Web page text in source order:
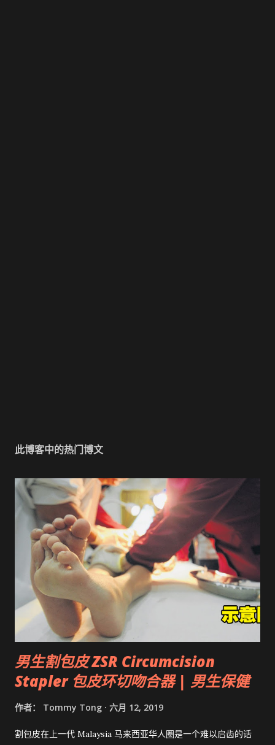
此博客中的热门博文
男生割包皮 ZSR Circumcision
Stapler 包皮环切吻合器 | 男生保健
作者： Tommy Tong 六月 12, 2019
割包皮在上一代 Malaysia 马来西亚华人圈是一个难以启齿的话